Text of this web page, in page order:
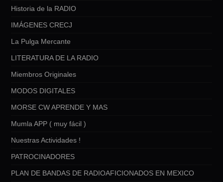
Historia de la RADIO
IMÁGENES CRECJ
La Pulga Mercante
LITERATURA DE LA RADIO
Miembros Originales
MODOS DIGITALES
MORSE CW APRENDE Y MAS
Mumla APP ( muy fácil )
Nuestras Actividades !
PATROCINADORES
PLAN DE BANDAS DE RADIOAFICIONADOS EN MEXICO